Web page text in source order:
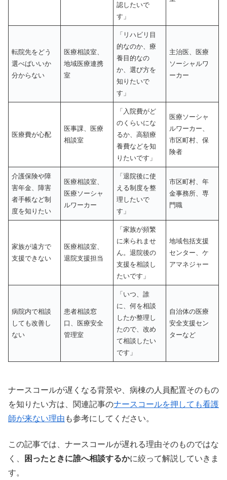
認したいで
す」
転院先をどう
選べばいいか
分からない
医療相談室、
地域医療連携
室
「リハビリ目
的なのか、療
養目的なの
か、選び方を
知りたいで
す」
主治医、医療
ソーシャルワ
ーカー
医療費が心配
医事課、医療
相談室
「入院費がど
のくらいにな
るか、高額療
養費などを知
りたいです」
医療ソーシャ
ルワーカー、
市区町村、保
険者
介護保険や障
害年金、障害
者手帳など制
度を知りたい
医療相談室、
医療ソーシャ
ルワーカー
「退院後に使
える制度を整
理したいで
す」
市区町村、年
金事務所、専
門職
家族が遠方で
支援できない
医療相談室、
退院支援担当
「家族が頻繁
に来られませ
ん。退院後の
支援を相談し
たいです」
地域包括支援
センター、ケ
アマネジャー
病院内で相談
しても改善し
ない
患者相談窓
口、医療安全
管理室
「いつ、誰
に、何を相談
したか整理し
たので、改め
て相談したい
です」
自治体の医療
安全支援セン
ターなど
ナースコールが遅くなる背景や、病棟の人員配置そのもの
を知りたい方は、関連記事のナースコールを押しても看護
師が来ない理由 も参考にしてください。
この記事では、ナースコールが遅れる理由そのものではな
く、
困ったときに誰へ相談するかに絞って解説していきま
す。